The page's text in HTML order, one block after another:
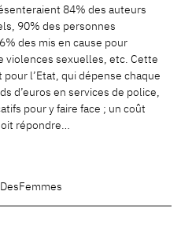
84% des auteurs
90% des personnes
des mis en cause pour
violences sexuelles, etc. Cette
l’Etat, qui dépense chaque
d’euros en services de police,
pour y faire face ; un coût
répondre…